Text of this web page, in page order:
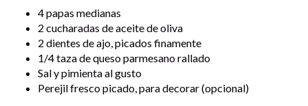
4 papas medianas
2 cucharadas de aceite de oliva
2 dientes de ajo, picados finamente
1/4 taza de queso parmesano rallado
Sal y pimienta al gusto
Perejil fresco picado, para decorar (opcional)